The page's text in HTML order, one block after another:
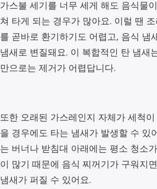
가스불 세기를 너무 세게 해도 음식물
쳐 타게 되는 경우가 많아요. 이럴 땐
를 곧바로 환기하기도 어렵고, 음식 냄
냄새로 변질돼요. 이 복합적인 탄 냄새
만으로는 제거가 어렵답니다.
또한 오래된 가스레인지 자체가 세척
을 경우에도 타는 냄새가 발생할 수 있
는 버너나 받침대 아래에는 평소 청소
이 많기 때문에 음식 찌꺼기가 구워지
냄새가 퍼질 수 있어요.